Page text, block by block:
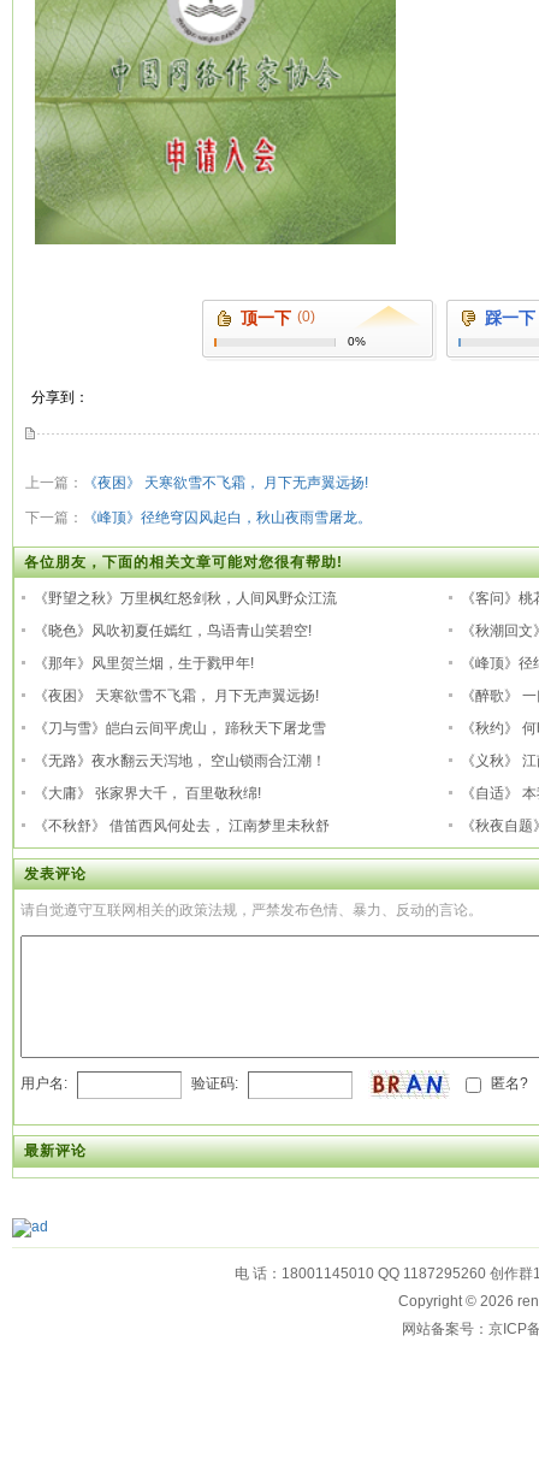
顶一下 (0)
0%
踩一下
分享到：
上一篇： 《夜困》 天寒欲雪不飞霜， 月下无声翼远扬!
下一篇： 《峰顶》径绝穹囚风起白，秋山夜雨雪屠龙。
各位朋友，下面的相关文章可能对您很有帮助!
《野望之秋》万里枫红怒剑秋，人间风野众江流
《客问》
《晓色》风吹初夏任嫣红，鸟语青山笑碧空!
《秋潮回
《那年》风里贺兰烟，生于戮甲年!
《峰顶》
《夜困》 天寒欲雪不飞霜， 月下无声翼远扬!
《醉歌》
《刀与雪》皑白云间平虎山， 蹄秋天下屠龙雪
《秋约》
《无路》夜水翻云天泻地， 空山锁雨合江潮！
《义秋》
《大庸》 张家界大千， 百里敬秋绵!
《自适》
《不秋舒》 借笛西风何处去， 江南梦里未秋舒
《秋夜自
发表评论
请自觉遵守互联网相关的政策法规，严禁发布色情、暴力、反动的言论。
用户名: 验证码: 匿名?
最新评论
电 话：18001145010 QQ 1187295260 创作
Copyright © 2026
网站备案号：京ICP